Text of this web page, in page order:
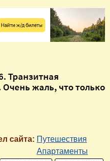
Транзитная
жаль, что только
сайта: Путешествия
Апартаменты